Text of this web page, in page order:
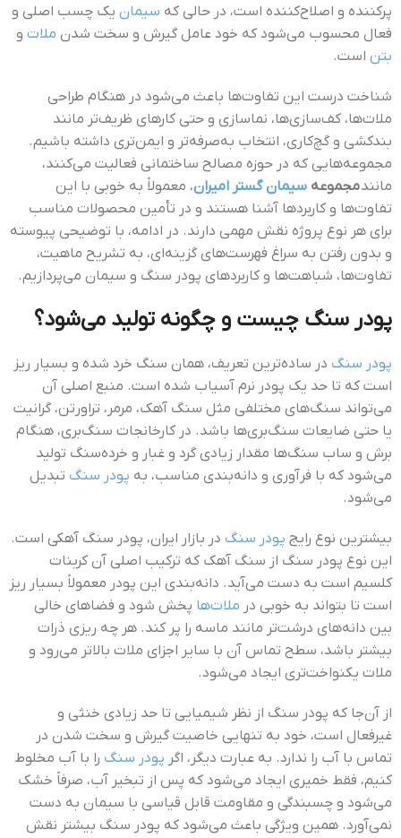
پرکننده و اصلاح‌کننده است، در حالی که سیمان یک چسب اصلی و
فعال محسوب می‌شود که خود عامل گیرش و سخت شدن ملات و
بتن است.
شناخت درست این تفاوت‌ها باعث می‌شود در هنگام طراحی
ملات‌ها، کف‌سازی‌ها، نماسازی و حتی کارهای ظریف‌تر مانند
بندکشی و گچ‌کاری، انتخاب به‌صرفه‌تر و ایمن‌تری داشته باشیم.
مجموعه‌هایی که در حوزه مصالح ساختمانی فعالیت می‌کنند،
مانندمجموعه سیمان گستر امیران، معمولاً به خوبی با این
تفاوت‌ها و کاربردها آشنا هستند و در تأمین محصولات مناسب
برای هر نوع پروژه نقش مهمی دارند. در ادامه، با توضیحی پیوسته
و بدون رفتن به سراغ فهرست‌های گزینه‌ای، به تشریح ماهیت،
تفاوت‌ها، شباهت‌ها و کاربردهای پودر سنگ و سیمان می‌پردازیم.
پودر سنگ چیست و چگونه تولید می‌شود؟
پودر سنگ در ساده‌ترین تعریف، همان سنگ خرد شده و بسیار ریز
است که تا حد یک پودر نرم آسیاب شده است. منبع اصلی آن
می‌تواند سنگ‌های مختلفی مثل سنگ آهک، مرمر، تراورتن، گرانیت
یا حتی ضایعات سنگ‌بری‌ها باشد. در کارخانجات سنگ‌بری، هنگام
برش و ساب سنگ‌ها مقدار زیادی گرد و غبار و خرده‌سنگ تولید
می‌شود که با فرآوری و دانه‌بندی مناسب، به پودر سنگ تبدیل
می‌شود.
بیشترین نوع رایج پودر سنگ در بازار ایران، پودر سنگ آهکی است.
این نوع پودر سنگ از سنگ آهک که ترکیب اصلی آن کربنات
کلسیم است به دست می‌آید. دانه‌بندی این پودر معمولاً بسیار ریز
است تا بتواند به خوبی در ملات‌ها پخش شود و فضاهای خالی
بین دانه‌های درشت‌تر مانند ماسه را پر کند. هر چه ریزی ذرات
بیشتر باشد، سطح تماس آن با سایر اجزای ملات بالاتر می‌رود و
ملات یکنواخت‌تری ایجاد می‌شود.
از آن‌جا که پودر سنگ از نظر شیمیایی تا حد زیادی خنثی و
غیرفعال است، خود به تنهایی خاصیت گیرش و سخت شدن در
تماس با آب را ندارد. به عبارت دیگر، اگر پودر سنگ را با آب مخلوط
کنیم، فقط خمیری ایجاد می‌شود که پس از تبخیر آب، صرفاً خشک
می‌شود و چسبندگی و مقاومت قابل قیاسی با سیمان به دست
نمی‌آورد. همین ویژگی باعث می‌شود که پودر سنگ بیشتر نقش